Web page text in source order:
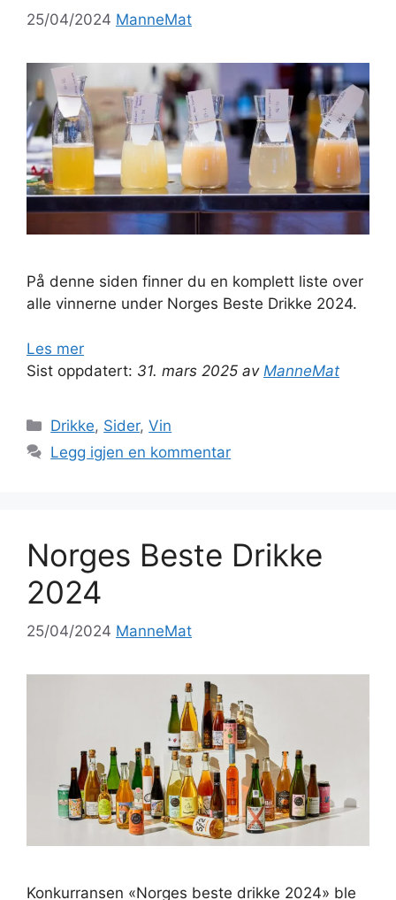
25/04/2024 ManneMat
På denne siden finner du en komplett liste over
alle vinnerne under Norges Beste Drikke 2024.
Les mer
Sist oppdatert: 31. mars 2025 av ManneMat
Kategorier
Drikke, Sider,Vin
Legg igjen en kommentar
Norges Beste Drikke
2024
25/04/2024 ManneMat
Konkurransen «Norges beste drikke 2024» ble